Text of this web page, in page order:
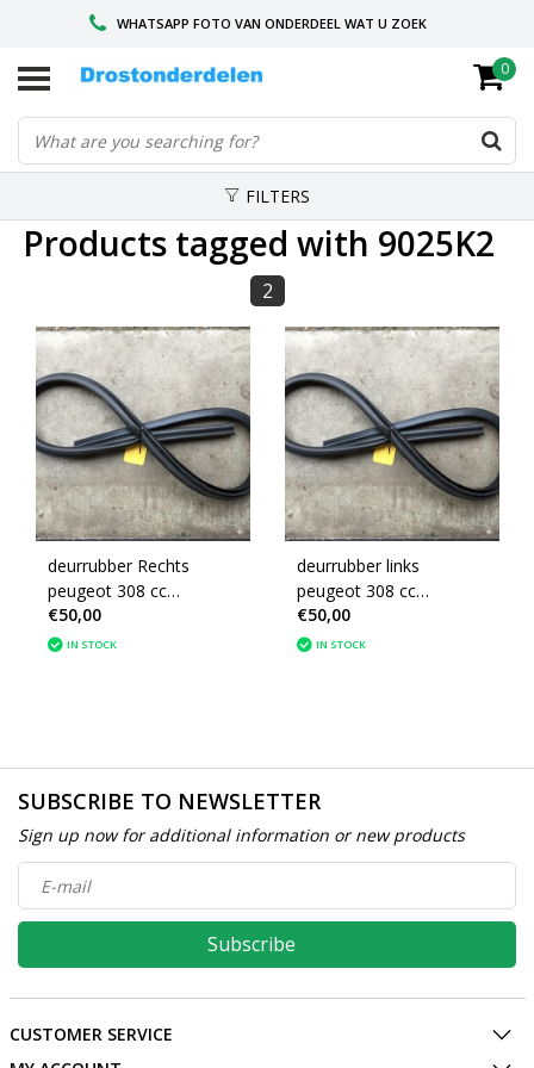
WHATSAPP FOTO VAN ONDERDEEL WAT U ZOEK
VOOR 16.00 BESTELD, VANDAAG VERZONDEN
GESPECIALISEERD PEUGEOT
0
FILTERS
Products tagged with 9025K2
2
deurrubber Rechts
peugeot 308 cc
(9025K2)
€50,00
IN STOCK
deurrubber links
peugeot 308 cc
(9025K2)
€50,00
IN STOCK
SUBSCRIBE TO NEWSLETTER
Sign up now for additional information or new products
Subscribe
CUSTOMER SERVICE